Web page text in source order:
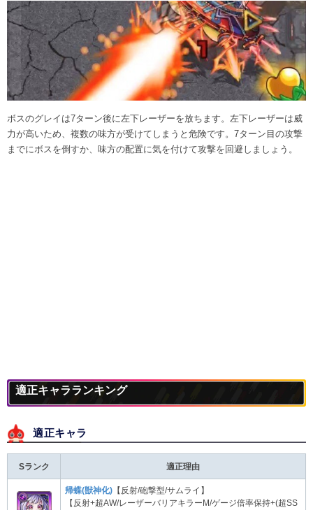
ボスのグレイは7ターン後に左下レーザーを放ちます。左下レーザーは威
力が高いため、複数の味方が受けてしまうと危険です。7ターン目の攻撃
までにボスを倒すか、味方の配置に気を付けて攻撃を回避しましょう。
適正キャラランキング
適正キャラ
Sランク 適正理由
帰蝶(獣神化) 【反射/砲撃型/サムライ】
【反射+超AW/レーザーバリアキラーM/ゲージ倍率保持+(超SS